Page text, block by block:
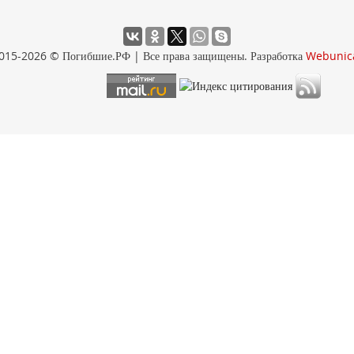
2026 © Погибшие.РФ | Все права защищены. Разработка